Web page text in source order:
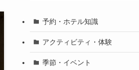
予約・ホテル知識
アクティビティ・体験
季節・イベント